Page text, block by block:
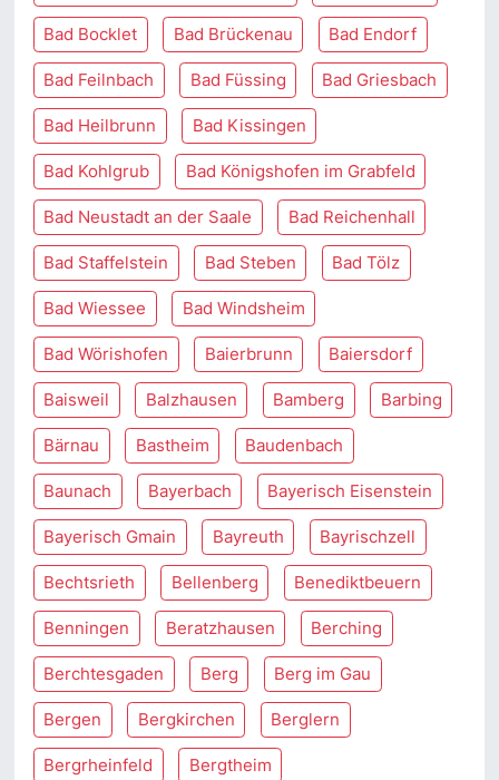
Bad Bocklet Bad Brückenau Bad Endorf
Bad Feilnbach Bad Füssing Bad Griesbach
Bad Heilbrunn Bad Kissingen
Bad Kohlgrub Bad Königshofen im Grabfeld
Bad Neustadt an der Saale Bad Reichenhall
Bad Staffelstein Bad Steben Bad Tölz
Bad Wiessee Bad Windsheim
Bad Wörishofen Baierbrunn Baiersdorf
Baisweil Balzhausen Bamberg Barbing
Bärnau Bastheim Baudenbach
Baunach Bayerbach Bayerisch Eisenstein
Bayerisch Gmain Bayreuth Bayrischzell
Bechtsrieth Bellenberg Benediktbeuern
Benningen Beratzhausen Berching
Berchtesgaden Berg Berg im Gau
Bergen Bergkirchen Berglern
Bergrheinfeld Bergtheim